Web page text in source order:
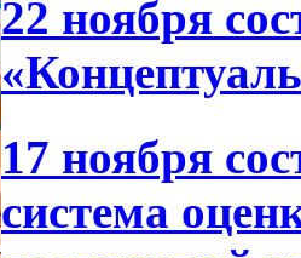
22 ноября
17 ноября
система